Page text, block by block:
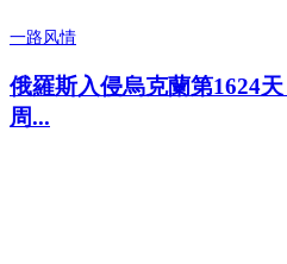
一路风情
俄羅斯入侵烏克蘭第1624
周...